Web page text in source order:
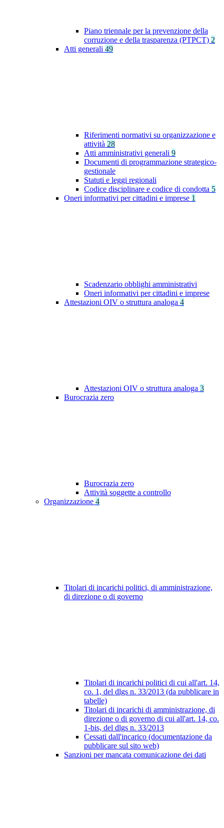
Piano triennale per la prevenzione della
corruzione e della trasparenza (PTPCT) 2
Atti generali 49
Riferimenti normativi su organizzazione e
attività 28
Atti amministrativi generali 9
Documenti di programmazione strategico-
gestionale
Statuti e leggi regionali
Codice disciplinare e codice di condotta 5
Oneri informativi per cittadini e imprese 1
Scadenzario obblighi amministrativi
Oneri informativi per cittadini e imprese
Attestazioni OIV o struttura analoga 4
Attestazioni OIV o struttura analoga 3
Burocrazia zero
Burocrazia zero
Attività soggette a controllo
Organizzazione 4
Titolari di incarichi politici, di amministrazione,
di direzione o di governo
Titolari di incarichi politici di cui all'art. 14,
co. 1, del dlgs n. 33/2013 (da pubblicare in
tabelle)
Titolari di incarichi di amministrazione, di
direzione o di governo di cui all'art. 14, co.
1-bis, del dlgs n. 33/2013
Cessati dall'incarico (documentazione da
pubblicare sul sito web)
Sanzioni per mancata comunicazione dei dati